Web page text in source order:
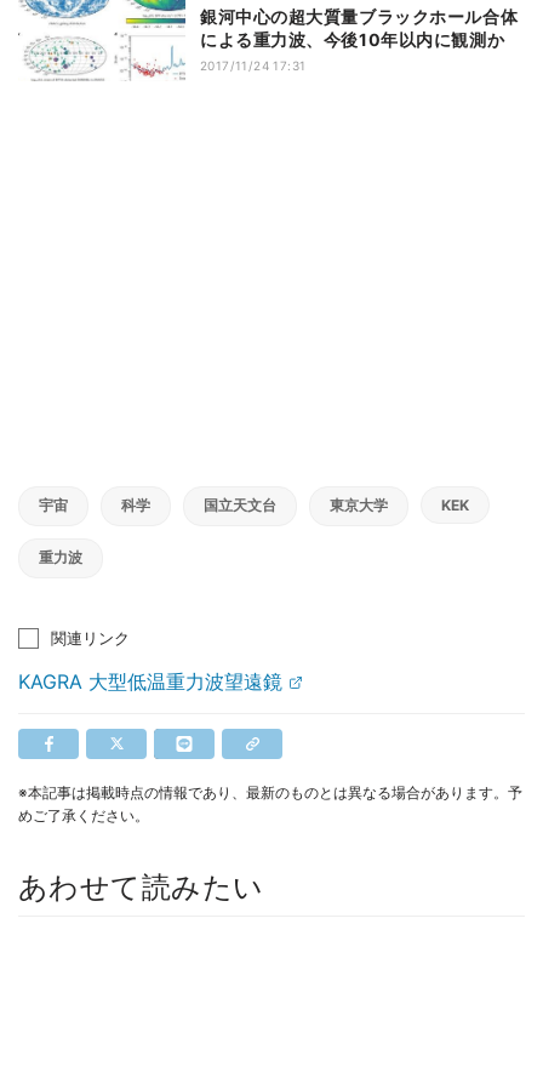
銀河中心の超大質量ブラックホール合体
による重力波、今後10年以内に観測か
2017/11/24 17:31
宇宙 科学 国立天文台 東京大学 KEK
重力波
関連リンク
KAGRA 大型低温重力波望遠鏡
※本記事は掲載時点の情報であり、最新のものとは異なる場合があります。予
めご了承ください。
あわせて読みたい